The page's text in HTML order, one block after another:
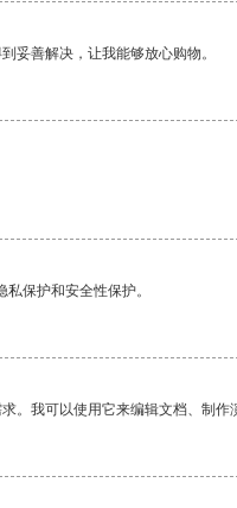
妥善解决，让我能够放心购物。
保护和安全性保护。
。我可以使用它来编辑文档、制作